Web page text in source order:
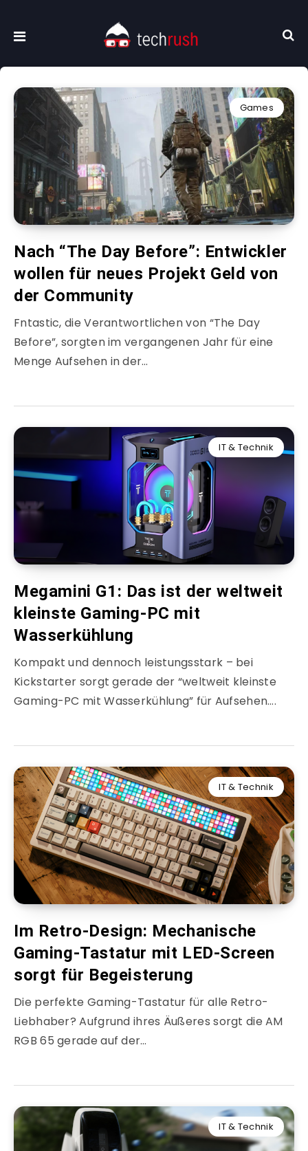
Games
Nach “The Day Before”: Entwickler
wollen für neues Projekt Geld von
der Community
Fntastic, die Verantwortlichen von “The Day
Before”, sorgten im vergangenen Jahr für eine
Menge Aufsehen in der…
IT & Technik
Megamini G1: Das ist der weltweit
kleinste Gaming-PC mit
Wasserkühlung
Kompakt und dennoch leistungsstark – bei
Kickstarter sorgt gerade der “weltweit kleinste
Gaming-PC mit Wasserkühlung” für Aufsehen….
IT & Technik
Im Retro-Design: Mechanische
Gaming-Tastatur mit LED-Screen
sorgt für Begeisterung
Die perfekte Gaming-Tastatur für alle Retro-
Liebhaber? Aufgrund ihres Äußeres sorgt die AM
RGB 65 gerade auf der…
IT & Technik